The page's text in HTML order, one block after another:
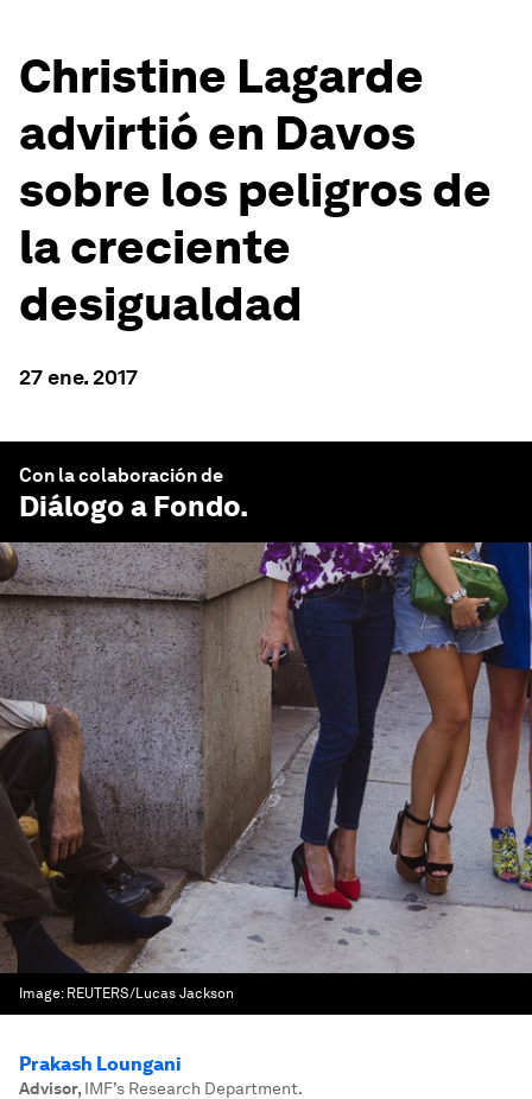
Christine Lagarde
advirtió en Davos
sobre los peligros de
la creciente
desigualdad
27 ene. 2017
Con la colaboración de
Diálogo a Fondo.
Image: REUTERS/Lucas Jackson
Prakash Loungani
Advisor, IMF’s Research Department.